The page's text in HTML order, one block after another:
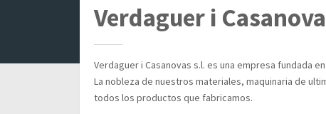
Verdaguer i
Verdaguer i Casanovas s.l. es una empresa fundada
La nobleza de nuestros materiales, maquinaria de
todos los productos que fabricamos.